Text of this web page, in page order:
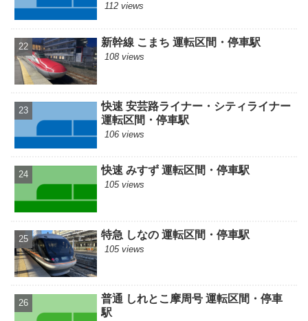
112 views
新幹線 こまち 運転区間・停車駅
108 views
快速 安芸路ライナー・シティライナー
運転区間・停車駅
106 views
快速 みすず 運転区間・停車駅
105 views
特急 しなの 運転区間・停車駅
105 views
普通 しれとこ摩周号 運転区間・停車
駅